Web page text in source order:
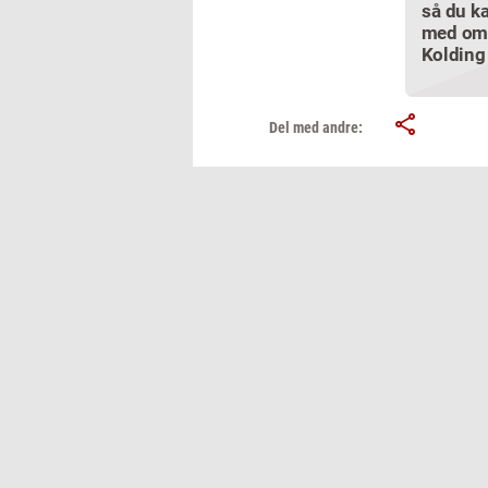
så du
med om
Kolding
Del med andre: